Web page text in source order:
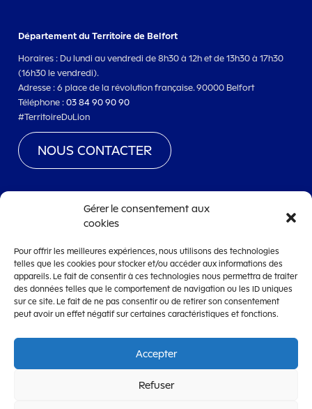
Département du Territoire de Belfort
Horaires : Du lundi au vendredi de 8h30 à 12h et de 13h30 à 17h30
(16h30 le vendredi).
Adresse : 6 place de la révolution française. 90000 Belfort
Téléphone :03 84 90 90 90
#TerritoireDuLion
NOUS CONTACTER
www.territoiredebelfort.fr
Mentions légales
Conditions générales d’utilisation
Accessibilité
Gérer le consentement aux
cookies
Pour offrir les meilleures expériences, nous utilisons des technologies
telles que les cookies pour stocker et/ou accéder aux informations des
appareils. Le fait de consentir à ces technologies nous permettra de traiter
des données telles que le comportement de navigation ou les ID uniques
sur ce site. Le fait de ne pas consentir ou de retirer son consentement
peut avoir un effet négatif sur certaines caractéristiques et fonctions.
Accepter
Refuser